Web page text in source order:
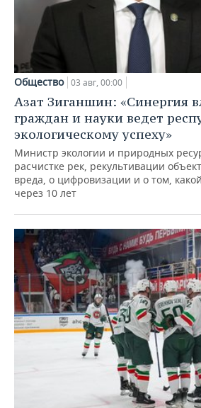
Общество 03 авг, 00:00
Азат Зиганшин: «Синергия
граждан и науки ведет
экологическому успеху»
Министр экологии и природных
расчистке рек, рекультивации
вреда, о цифровизации и о том,
через 10 лет